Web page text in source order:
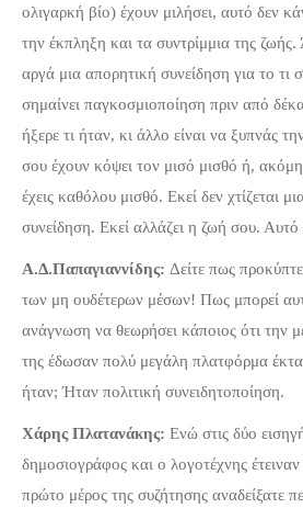
ολιγαρκή βίο) έχουν μιλήσει, αυτό δεν
την έκπληξη και τα συντρίμμια της ζωής.
αργά μια απορητική συνείδηση για το τι
σημαίνει παγκοσμιοποίηση πριν από
ήξερε τι ήταν, κι άλλο είναι να ξυπνάς
σου έχουν κόψει τον μισό μισθό ή,
έχεις καθόλου μισθό. Εκεί δεν χτίζεται
συνείδηση. Εκεί αλλάζει η ζωή σου. Αυτό
Α.Δ.Παπαγιαννίδης: Δείτε πως
των μη ουδέτερων μέσων! Πως μπορεί
ανάγνωση να θεωρήσει κάποιος ότι την
της έδωσαν πολύ μεγάλη πλατφόρμα
ήταν; Ήταν πολιτική συνειδητοποίηση.
Xάρης Πλατανάκης: Ενώ στις δύο
δημοσιογράφος και ο λογοτέχνης
πρώτο μέρος της συζήτησης αναδείξατε